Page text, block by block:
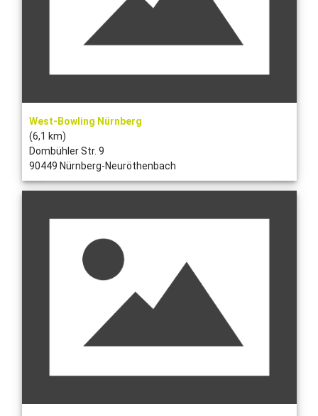
West-Bowling Nürnberg
(6,1 km)
Dombühler Str. 9
90449 Nürnberg-Neuröthenbach